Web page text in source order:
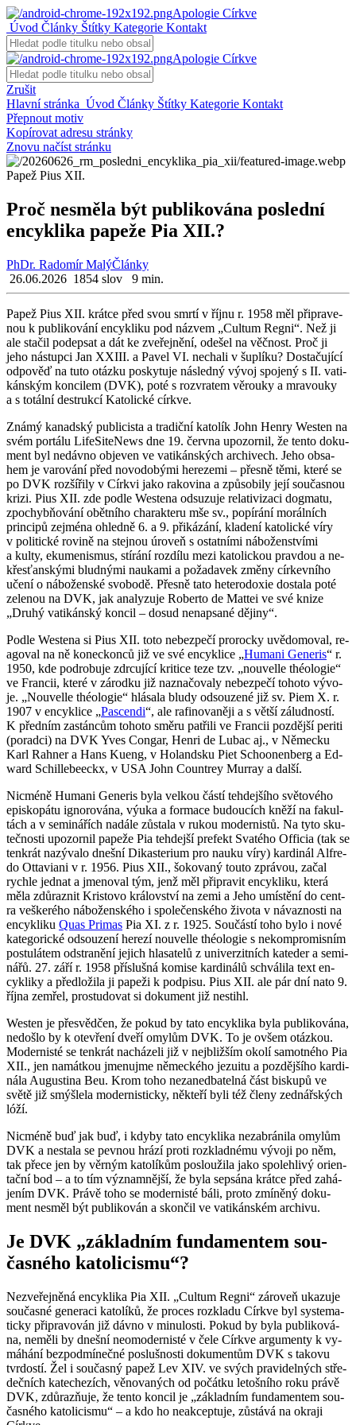
Apologie Církve
Úvod Články Štítky Kategorie Kontakt
Apologie Církve
Zrušit
Hlavní stránka Úvod Články Štítky Kategorie Kontakt
Přepnout motiv
Kopírovat adresu stránky
Znovu načíst stránku
Papež Pius XII.
Proč nesměla být publikována poslední
encyklika papeže Pia XII.?
PhDr. Radomír MalýČlánky
26.06.2026 1854 slov 9 min.
Papež Pius XII. krát­ce před svou smrtí v říjnu r. 1958 měl při­pra­ve­
nou k pu­b­li­ko­vá­ní en­cykli­ku pod ná­zvem „Cul­tum Regni“. Než ji
ale sta­čil po­de­psat a dát ke zve­řej­ně­ní, ode­šel na věč­nost. Proč ji
jeho ná­stup­ci Jan XXIII. a Pavel VI. ne­cha­li v šuplí­ku? Do­sta­ču­jí­cí
od­po­věď na tuto otáz­ku po­sky­tu­je ná­sled­ný vývoj spo­je­ný s II. va­ti­
kán­ským kon­ci­lem (DVK), poté s roz­vra­tem vě­rou­ky a mra­vou­ky
a s to­tál­ní de­struk­cí Ka­to­lic­ké církve.
Známý ka­nad­ský pu­b­li­cis­ta a tra­dič­ní ka­to­lík John Henry Wes­ten na
svém por­tá­lu Li­fe­Si­te­News dne 19. červ­na upo­zor­nil, že tento do­ku­
ment byl ne­dáv­no ob­je­ven ve va­ti­kán­ských ar­chi­vech. Jeho ob­sa­
hem je va­ro­vá­ní před no­vo­do­bý­mi he­re­ze­mi – přes­ně těmi, které se
po DVK roz­ší­ři­ly v Církvi jako ra­ko­vi­na a způ­so­bi­ly její sou­čas­nou
krizi. Pius XII. zde podle Wes­te­na od­su­zu­je re­la­ti­vi­za­ci dogma­tu,
zpo­chybňování obět­ní­ho cha­rak­te­ru mše sv., po­pí­rá­ní mo­rál­ních
prin­ci­pů zejmé­na ohled­ně 6. a 9. při­ká­zá­ní, kla­de­ní ka­to­lic­ké víry
v po­li­tic­ké ro­vi­ně na stej­nou úroveň s ostat­ní­mi ná­bo­žen­ství­mi
a kulty, eku­me­nis­mus, stí­rá­ní roz­dí­lu mezi ka­to­lic­kou prav­dou a ne­
křes­ťan­ský­mi blud­ný­mi nau­ka­mi a po­ža­da­vek změny cír­kev­ní­ho
učení o ná­bo­žen­ské svo­bo­dě. Přes­ně tato he­te­ro­do­xie do­sta­la poté
ze­le­nou na DVK, jak ana­ly­zu­je Ro­ber­to de Mat­tei ve své knize
„Druhý va­ti­kán­ský kon­cil – dosud ne­na­psa­né dě­ji­ny“.
Podle Wes­te­na si Pius XII. toto ne­bez­pe­čí pro­roc­ky uvě­do­mo­val, re­
a­go­val na ně ko­nec­kon­ců již ve své en­cyk­li­ce „Hu­ma­ni Ge­ne­ris“ r.
1950, kde podro­bu­je zdr­cu­jí­cí kri­ti­ce teze tzv. „nou­velle thé­o­lo­gie“
ve Fran­cii, které v zá­rod­ku již na­zna­čo­va­ly ne­bez­pe­čí to­ho­to vý­vo­
je. „Nou­velle thé­o­lo­gie“ hlá­sa­la bludy od­sou­ze­né již sv. Piem X. r.
1907 v en­cyk­li­ce „Pascen­di“, ale ra­fi­no­va­ně­ji a s větší zá­lud­nos­tí.
K před­ním za­stán­cům to­ho­to směru pa­t­ři­li ve Fran­cii poz­děj­ší pe­ri­ti
(po­rad­ci) na DVK Yves Con­gar, Henri de Lubac aj., v Ně­mec­ku
Karl Rah­ner a Hans Kueng, v Ho­land­sku Piet Scho­o­nenberg a Ed­
ward Schille­be­ec­kx, v USA John Coun­trey Murray a další.
Nicmé­ně Hu­ma­ni Ge­ne­ris byla vel­kou částí teh­dej­ší­ho svě­to­vé­ho
episko­pátu ig­no­ro­vá­na, výuka a for­ma­ce bu­dou­cích kněží na fa­kul­
tách a v se­mi­ná­řích na­dá­le zů­sta­la v rukou mo­der­nis­tů. Na tyto sku­
teč­nos­ti upo­zor­nil pa­pe­že Pia teh­dej­ší pre­fekt Sva­té­ho Of­fi­cia (tak se
ten­krát na­zý­va­lo dneš­ní Di­kas­te­ri­um pro nauku víry) kar­di­nál Alfre­
do Ot­ta­vi­a­ni v r. 1956. Pius XII., šo­ko­va­ný touto zprá­vou, začal
rych­le jed­nat a jme­no­val tým, jenž měl při­pra­vit en­cykli­ku, která
měla zdů­raz­nit Kris­to­vo krá­lov­ství na zemi a Jeho umís­tě­ní do cen­t­
ra veš­ke­ré­ho ná­bo­žen­ské­ho i spo­le­čen­ské­ho ži­vo­ta v ná­vaz­nos­ti na
en­cykli­ku Quas Pri­mas Pia XI. z r. 1925. Sou­čás­tí toho bylo i nové
ka­te­go­ric­ké od­sou­ze­ní he­re­zí nou­velle thé­o­lo­gie s ne­kom­pro­mis­ním
po­stu­lá­tem od­stra­ně­ní je­jich hla­sa­te­lů z uni­ver­zit­ních ka­te­der a se­mi­
ná­řů. 27. září r. 1958 pří­sluš­ná ko­mi­se kar­di­ná­lů schvá­li­la text en­
cykli­ky a před­lo­ži­la ji pa­pe­ži k pod­pi­su. Pius XII. ale pár dní nato 9.
října ze­mřel, pro­stu­do­vat si do­ku­ment již ne­sti­hl.
Wes­ten je pře­svěd­čen, že pokud by tato en­cykli­ka byla pu­b­li­ko­vá­na,
ne­do­šlo by k ote­vře­ní dveří omy­lům DVK. To je ovšem otáz­kou.
Mo­der­nis­té se ten­krát na­chá­ze­li již v nej­bliž­ším okolí sa­mot­né­ho Pia
XII., jen na­mát­kou jme­nuj­me ně­mec­ké­ho je­zu­i­tu a poz­děj­ší­ho kar­di­
ná­la Au­gusti­na Beu. Krom toho ne­za­ne­dba­tel­ná část bis­ku­pů ve
světě již smýš­le­la mo­der­nis­tic­ky, ně­kte­ří byli též členy zed­nář­ských
lóží.
Nicmé­ně buď jak buď, i kdyby tato en­cykli­ka ne­za­brá­ni­la omy­lům
DVK a ne­sta­la se pev­nou hrází proti roz­klad­né­mu vý­vo­ji po něm,
tak přece jen by věr­ným ka­to­lí­kům po­slou­ži­la jako spo­leh­li­vý ori­en­
tač­ní bod – a to tím vý­znam­něj­ší, že byla se­psá­na krát­ce před za­há­
je­ním DVK. Právě toho se mo­der­nis­té báli, proto zmí­ně­ný do­ku­
ment ne­směl být pu­b­li­ko­ván a skon­čil ve va­ti­kán­ském ar­chi­vu.
Je DVK „zá­klad­ním fun­da­men­tem sou­
čas­né­ho ka­to­li­cis­mu“?
Ne­zve­řej­ně­ná en­cykli­ka Pia XII. „Cul­tum Regni“ zá­ro­veň uka­zu­je
sou­čas­né ge­ne­ra­ci ka­to­lí­ků, že pro­ces roz­kla­du Církve byl sys­te­ma­
tic­ky při­pra­vo­ván již dávno v mi­nu­los­ti. Pokud by byla pu­b­li­ko­vá­
na, ne­mě­li by dneš­ní ne­o­mo­der­nis­té v čele Církve ar­gu­men­ty k vy­
má­há­ní bez­pod­mí­neč­né po­sluš­nos­ti do­ku­men­tům DVK s ta­ko­vu
tvr­dos­tí. Žel i sou­čas­ný papež Lev XIV. ve svých pra­vi­del­ných stře­
deč­ních ka­te­che­zích, vě­no­va­ných od po­čát­ku le­toš­ní­ho roku právě
DVK, zdů­razňuje, že tento kon­cil je „zá­klad­ním fun­da­men­tem sou­
čas­né­ho ka­to­li­cis­mu“ – a kdo ho ne­ak­cep­tu­je, zů­stá­vá na okra­ji